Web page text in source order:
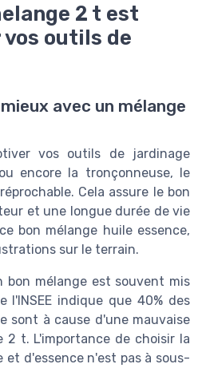
2 t est
outils de
avec un mélange
vos outils de jardinage
encore la tronçonneuse, le
Cela assure le bon
et une longue durée de vie
bon mélange huile essence,
sur le terrain.
bon mélange est souvent mis
l'INSEE indique que 40% des
sont à cause d'une mauvaise
2 t. L'importance de choisir la
et d'essence n'est pas à sous-